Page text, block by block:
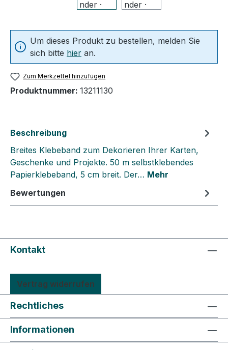
Um dieses Produkt zu bestellen, melden Sie
sich bitte hier an.
Zum Merkzettel hinzufügen
Produktnummer: 13211130
Beschreibung
Breites Klebeband zum Dekorieren Ihrer Karten,
Geschenke und Projekte. 50 m selbstklebendes
Papierklebeband, 5 cm breit. Der… Mehr
Bewertungen
Kontakt
Vertrag widerrufen
Rechtliches
Informationen